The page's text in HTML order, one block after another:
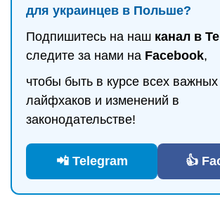
для украинцев в Польше?
Подпишитесь на наш канал в
следите за нами на Facebook,
чтобы быть в курсе всех важных
лайфхаков и изменений в
законодательстве!
📲 Telegram 👍